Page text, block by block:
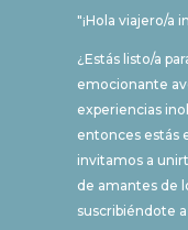
"¡Hola viajero/a
¿Estás listo/a
emocionante
experiencias
entonces estás
invitamos a
de amantes de
suscribiéndote